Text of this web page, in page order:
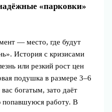
«парковки»
— место, где будут
История с кризисами
или резкий рост цен
подушка в размере 3–6
богатым, зато даёт
попавшуюся работу. В